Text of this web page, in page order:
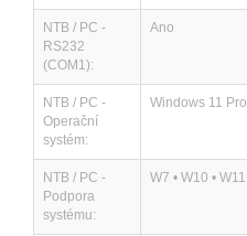
NTB / PC -
RS232
(COM1):
Ano
NTB / PC -
Operační
systém:
Windows 11 Pro
NTB / PC -
Podpora
systému:
W7 • W10 • W11